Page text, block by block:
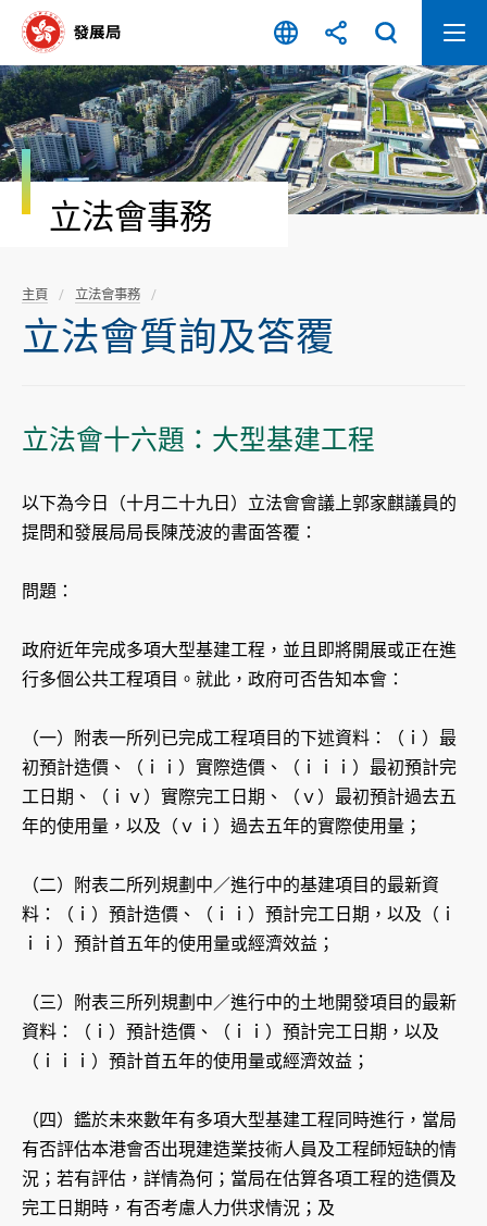
容
開
始
立法會事務
主頁 立法會事務
立法會質詢及答覆
立法會十六題：大型基建工程
以下為今日（十月二十九日）立法會會議上郭家麒議員的
提問和發展局局長陳茂波的書面答覆：
問題：
政府近年完成多項大型基建工程，並且即將開展或正在進
行多個公共工程項目。就此，政府可否告知本會：
（一）附表一所列已完成工程項目的下述資料：（ｉ）最
初預計造價、（ｉｉ）實際造價、（ｉｉｉ）最初預計完
工日期、（ｉｖ）實際完工日期、（ｖ）最初預計過去五
年的使用量，以及（ｖｉ）過去五年的實際使用量；
（二）附表二所列規劃中／進行中的基建項目的最新資
料：（ｉ）預計造價、（ｉｉ）預計完工日期，以及（ｉ
ｉｉ）預計首五年的使用量或經濟效益；
（三）附表三所列規劃中／進行中的土地開發項目的最新
資料：（ｉ）預計造價、（ｉｉ）預計完工日期，以及
（ｉｉｉ）預計首五年的使用量或經濟效益；
（四）鑑於未來數年有多項大型基建工程同時進行，當局
有否評估本港會否出現建造業技術人員及工程師短缺的情
況；若有評估，詳情為何；當局在估算各項工程的造價及
完工日期時，有否考慮人力供求情況；及